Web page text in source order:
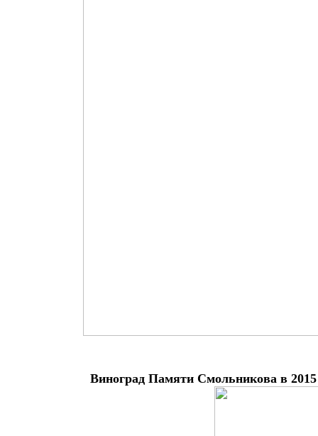
Виноград Памяти Смольникова в 2015